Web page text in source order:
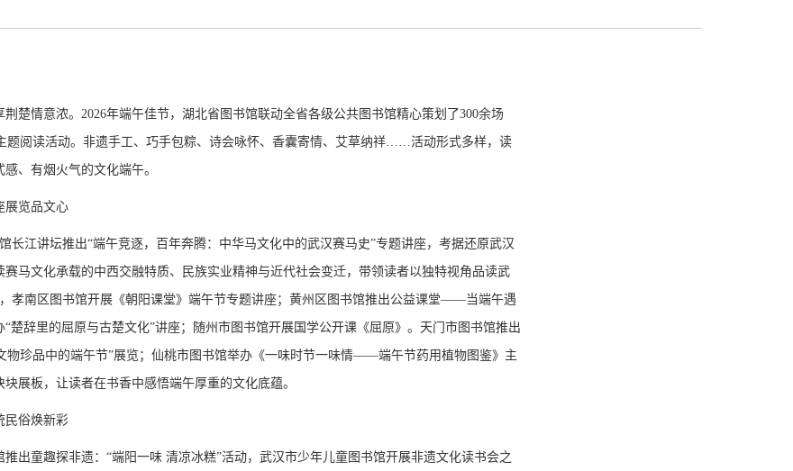
楚情意浓。2026年端午佳节，湖北省图书馆联动全省各级公共图书馆精心策划了300余场
题阅读活动。非遗手工、巧手包粽、诗会咏怀、香囊寄情、艾草纳祥……活动形式多样，读
、有烟火气的文化端午。
展览品文心
长江讲坛推出“端午竞逐，百年奔腾：中华马文化中的武汉赛马史”专题讲座，考据还原武汉
赛马文化承载的中西交融特质、民族实业精神与近代社会变迁，带领读者以独特视角品读武
孝南区图书馆开展《朝阳课堂》端午节专题讲座；黄州区图书馆推出公益课堂——当端午遇
“楚辞里的屈原与古楚文化”讲座；随州市图书馆开展国学公开课《屈原》。天门市图书馆推出
物珍品中的端午节”展览；仙桃市图书馆举办《一味时节一味情——端午节药用植物图鉴》主
展板，让读者在书香中感悟端午厚重的文化底蕴。
民俗焕新彩
出童趣探非遗：“端阳一味 清凉冰糕”活动，武汉市少年儿童图书馆开展非遗文化读书会之